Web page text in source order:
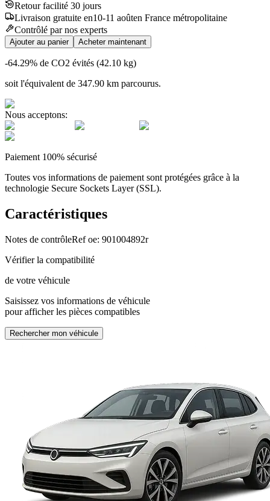
Retour facilité 30 jours
Livraison gratuite en10-11 aoûten France métropolitaine
Contrôlé par nos experts
Ajouter au panier Acheter maintenant
-64.29% de CO2 évités (42.10 kg)
soit l'équivalent de 347.90 km parcourus.
Nous acceptons:
Paiement 100% sécurisé
Toutes vos informations de paiement sont protégées grâce à la
technologie Secure Sockets Layer (SSL).
Caractéristiques
Notes de contrôleRef oe: 901004892r
Vérifier la compatibilité
de votre véhicule
Saisissez vos informations de véhicule
pour afficher les pièces compatibles
Rechercher mon véhicule